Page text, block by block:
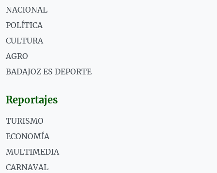
NACIONAL
POLÍTICA
CULTURA
AGRO
BADAJOZ ES DEPORTE
Reportajes
TURISMO
ECONOMÍA
MULTIMEDIA
CARNAVAL